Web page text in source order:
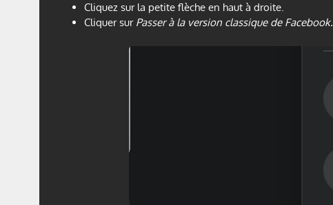
Cliquez sur la petite flèche en haut à droite.
Cliquer sur Passer à la version classique de Facebook.